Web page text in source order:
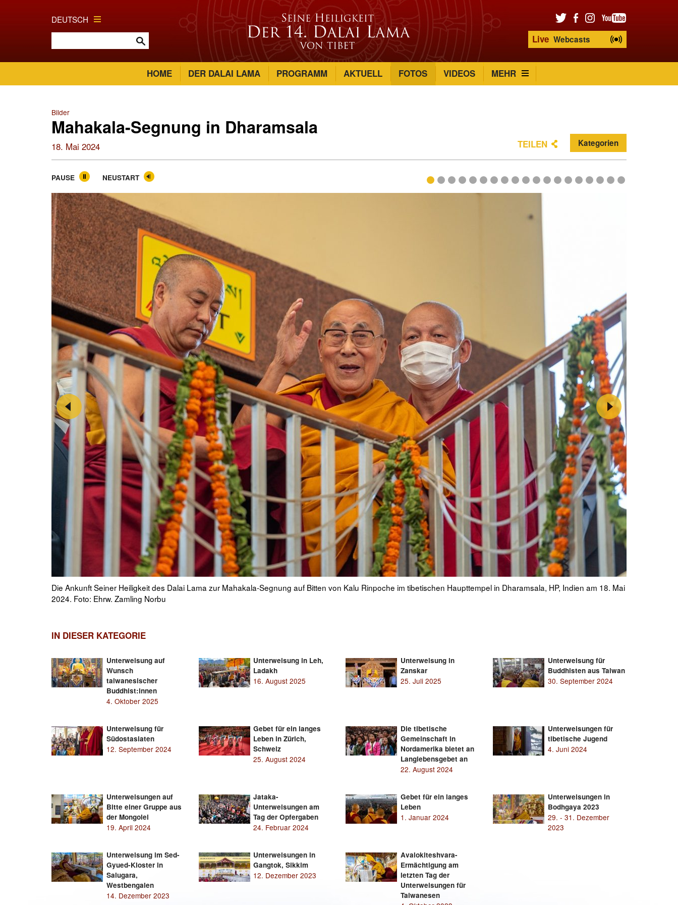
DEUTSCH
Live Webcasts
HOME DER DALAI LAMA PROGRAMM AKTUELL FOTOS VIDEOS MEHR
Bilder
Mahakala-Segnung in Dharamsala
18. Mai 2024 TEILEN Kategorien
PAUSE NEUSTART
Seine Heiligkeit der Dalai Lama geht auf der Veranda des tibetischen Haupttempels, um auf Bitten von Kalu Rinpoche die Mahakala-Segnung zu erteilen, in
Dharamsala, HP, Indien am 18. Mai 2024. Foto: Tenzin Choejor
IN DIESER KATEGORIE
Unterweisung auf
Wunsch
taiwanesischer
Buddhist:innen
4. Oktober 2025
Unterweisung in Leh,
Ladakh
16. August 2025
Unterweisung in
Zanskar
25. Juli 2025
Unterweisung für
Buddhisten aus Taiwan
30. September 2024
Unterweisung für
Südostasiaten
12. September 2024
Gebet für ein langes
Leben in Zürich,
Schweiz
25. August 2024
Die tibetische
Gemeinschaft in
Nordamerika bietet an
Langlebensgebet an
22. August 2024
Unterweisungen für
tibetische Jugend
4. Juni 2024
Unterweisungen auf
Bitte einer Gruppe aus
der Mongolei
19. April 2024
Jataka-
Unterweisungen am
Tag der Opfergaben
24. Februar 2024
Gebet für ein langes
Leben
1. Januar 2024
Unterweisungen in
Bodhgaya 2023
29. - 31. Dezember
2023
Unterweisung im Sed-
Gyued-Kloster in
Salugara,
Westbengalen
14. Dezember 2023
Unterweisungen in
Gangtok, Sikkim
12. Dezember 2023
Avalokiteshvara-
Ermächtigung am
letzten Tag der
Unterweisungen für
Taiwanesen